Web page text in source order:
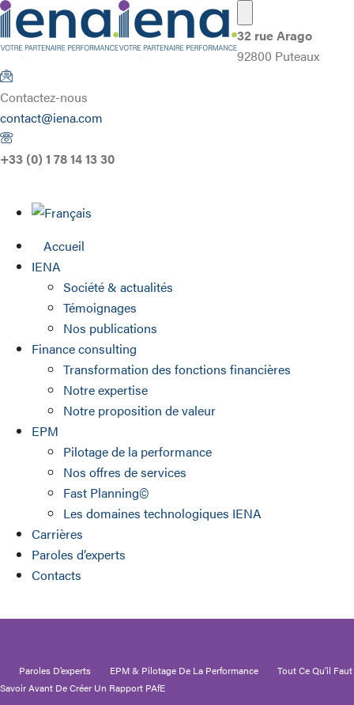
32 rue Arago
92800 Puteaux
Contactez-nous
contact@iena.com
+33 (0) 1 78 14 13 30
Accueil
IENA
Société & actualités
Témoignages
Nos publications
Finance consulting
Transformation des fonctions financières
Notre expertise
Notre proposition de valeur
EPM
Pilotage de la performance
Nos offres de services
Fast Planning©
Les domaines technologiques IENA
Carrières
Paroles d’experts
Contacts
Paroles D’experts EPM & Pilotage De La Performance
Tout Ce Qu’il Faut
Savoir Avant De Créer Un Rapport PAfE